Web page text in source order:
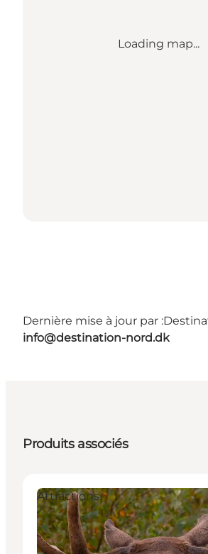
Loading map...
Dernière mise à jour par :
info@destination-nord.dk
Produits associés
Attractions